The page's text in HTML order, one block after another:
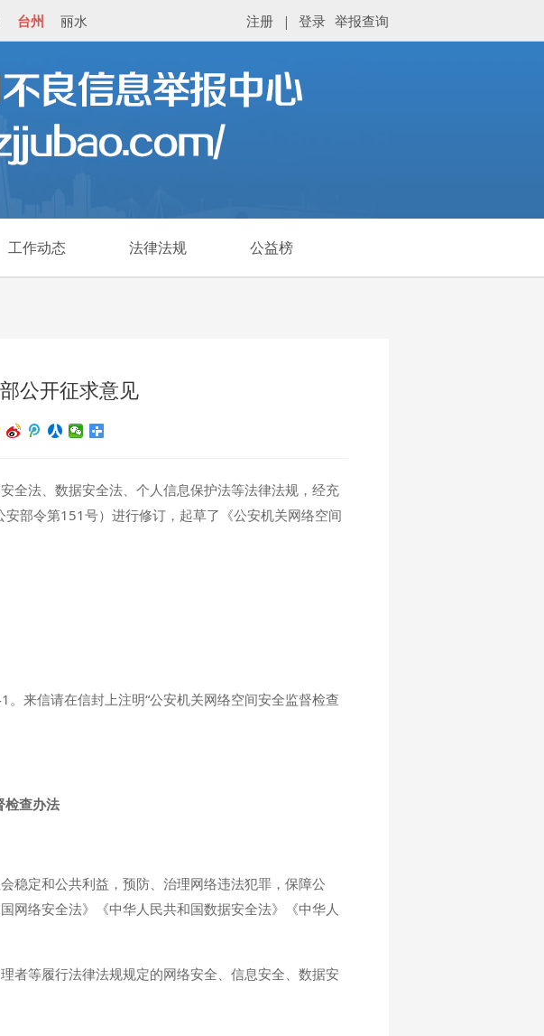
台州 丽水 举报查询
登录
|
注册
工作动态 法律法规 公益榜
公开征求意见
全法、数据安全法、个人信息保护法等法律法规，经充
部令第151号）进行修订，起草了《公安机关网络空间
来信请在信封上注明“公安机关网络空间安全监督检查
检查办法
稳定和公共利益，预防、治理网络违法犯罪，保障公
网络安全法》《中华人民共和国数据安全法》《中华人
者等履行法律法规规定的网络安全、信息安全、数据安